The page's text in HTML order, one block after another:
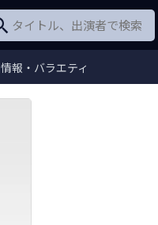
情報・バラエティ